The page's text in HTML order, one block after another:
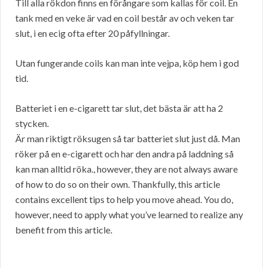
Till alla rökdon finns en förångare som kallas för coil. En
tank med en veke är vad en coil består av och veken tar
slut, i en ecig ofta efter 20 påfyllningar.
Utan fungerande coils kan man inte vejpa, köp hem i god
tid.
Batteriet i en e-cigarett tar slut, det bästa är att ha 2
stycken.
Är man riktigt röksugen så tar batteriet slut just då. Man
röker på en e-cigarett och har den andra på laddning så
kan man alltid röka., however, they are not always aware
of how to do so on their own. Thankfully, this article
contains excellent tips to help you move ahead. You do,
however, need to apply what you’ve learned to realize any
benefit from this article.